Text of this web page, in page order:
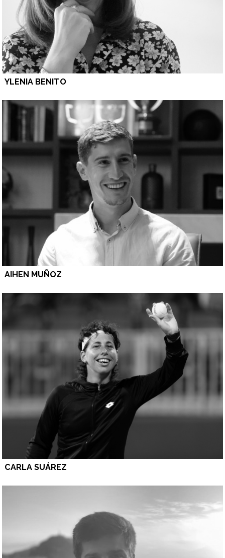
YLENIA BENITO
AIHEN MUÑOZ
CARLA SUÁREZ